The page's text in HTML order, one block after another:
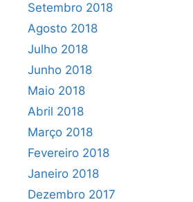
Setembro 2018
Agosto 2018
Julho 2018
Junho 2018
Maio 2018
Abril 2018
Março 2018
Fevereiro 2018
Janeiro 2018
Dezembro 2017